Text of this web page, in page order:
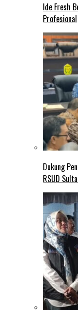
Ide Fresh
Profesional
Dukung
RSUD